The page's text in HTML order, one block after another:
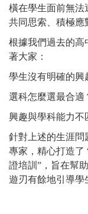
橫在學生面前無法
共同思索、積極應
根據我們過去的高
著大家：
學生沒有明確的興
選科怎麼選最合適
興趣與學科能力不
針對上述的生涯問
專家，精心打造了
證培訓”，旨在幫
遊刃有餘地引導學